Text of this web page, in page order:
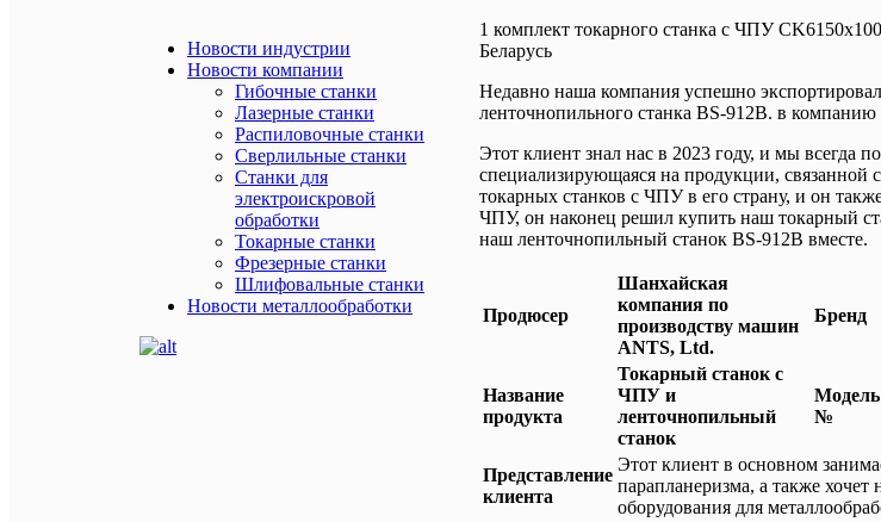
Новости индустрии
Новости компании
Гибочные станки
Лазерные станки
Распиловочные станки
Сверлильные станки
Станки для
электроискровой
обработки
Токарные станки
Фрезерные станки
Шлифовальные станки
Новости металлообработки
1 комплект токарного станка с ЧПУ
Беларусь
Недавно наша компания успешно
ленточнопильного станка BS-912B. в компанию
Этот клиент знал нас в 2023 году, и мы всегда
специализирующаяся на продукции,
токарных станков с ЧПУ в его страну, и он
ЧПУ, он наконец решил купить наш токарный
наш ленточнопильный станок BS-912B вместе.
Продюсер
Шанхайская
компания по
производству машин
ANTS, Ltd.
Бренд
Название
продукта
Токарный станок с
ЧПУ и
ленточнопильный
станок
Модель
№
Представление
клиента
Этот клиент в основном
парапланеризма, а также хочет
оборудования для